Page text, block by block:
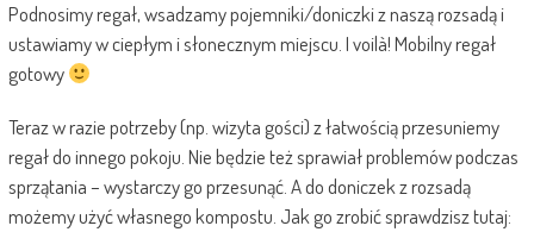
Podnosimy regał, wsadzamy pojemniki/doniczki z naszą rozsadą i
ustawiamy w ciepłym i słonecznym miejscu. I voilà! Mobilny regał
gotowy
Teraz w razie potrzeby (np. wizyta gości) z łatwością przesuniemy
regał do innego pokoju. Nie będzie też sprawiał problemów podczas
sprzątania – wystarczy go przesunąć. A do doniczek z rozsadą
możemy użyć własnego kompostu. Jak go zrobić sprawdzisz tutaj: